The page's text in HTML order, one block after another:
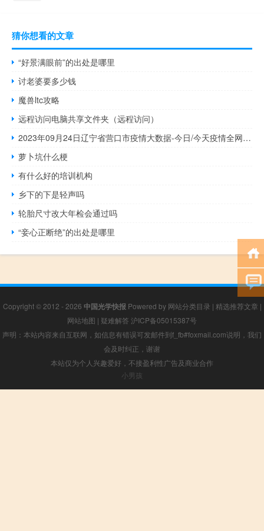
猜你想看的文章
“好景满眼前”的出处是哪里
讨老婆要多少钱
魔兽ltc攻略
远程访问电脑共享文件夹（远程访问）
2023年09月24日辽宁省营口市疫情大数据-今日/今天疫情全网搜索最新实时消息动态情况通知播报
萝卜坑什么梗
有什么好的培训机构
乡下的下是轻声吗
轮胎尺寸改大年检会通过吗
“妾心正断绝”的出处是哪里
Copyright © 2012 - 2026 中国光学快报 Powered by 网站分类目录 | 精选推荐文章 |
网站地图 | 疑难解答 沪ICP备05015387号
声明：本站内容来自互联网，如信息有错误可发邮件到f_fb#foxmail.com说明，我们
会及时纠正，谢谢
本站仅为个人兴趣爱好，不接盈利性广告及商业合作
小男孩